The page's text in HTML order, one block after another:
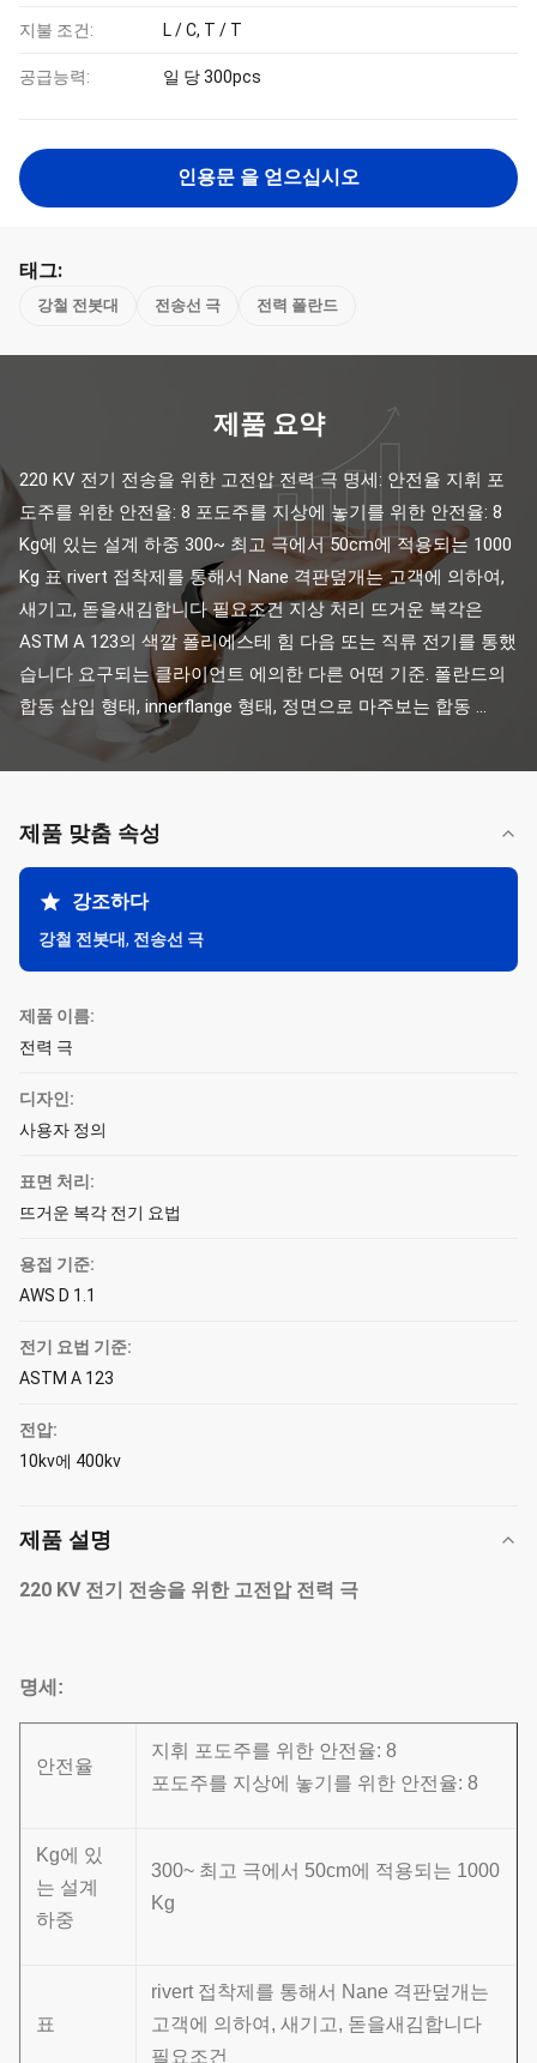
지불 조건: L / C, T / T
공급능력: 일 당 300pcs
인용문 을 얻으십시오
태그:
강철 전봇대 전송선 극 전력 폴란드
제품 요약
220 KV 전기 전송을 위한 고전압 전력 극 명세: 안전율 지휘 포
도주를 위한 안전율: 8 포도주를 지상에 놓기를 위한 안전율: 8
Kg에 있는 설계 하중 300~ 최고 극에서 50cm에 적용되는 1000
Kg 표 rivert 접착제를 통해서 Nane 격판덮개는 고객에 의하여,
새기고, 돋을새김합니다 필요조건 지상 처리 뜨거운 복각은
ASTM A 123의 색깔 폴리에스테 힘 다음 또는 직류 전기를 통했
습니다 요구되는 클라이언트 에의한 다른 어떤 기준. 폴란드의
합동 삽입 형태, innerflange 형태, 정면으로 마주보는 합동 ...
제품 맞춤 속성
강조하다
강철 전봇대, 전송선 극
제품 이름:
전력 극
디자인:
사용자 정의
표면 처리:
뜨거운 복각 전기 요법
용접 기준:
AWS D 1.1
전기 요법 기준:
ASTM A 123
전압:
10kv에 400kv
제품 설명
220 KV 전기 전송을 위한 고전압 전력 극
명세:
안전율
지휘 포도주를 위한 안전율: 8
포도주를 지상에 놓기를 위한 안전율: 8
Kg에 있
는 설계
하중
300~ 최고 극에서 50cm에 적용되는 1000
Kg
표
rivert 접착제를 통해서 Nane 격판덮개는
고객에 의하여, 새기고, 돋을새김합니다
필요조건